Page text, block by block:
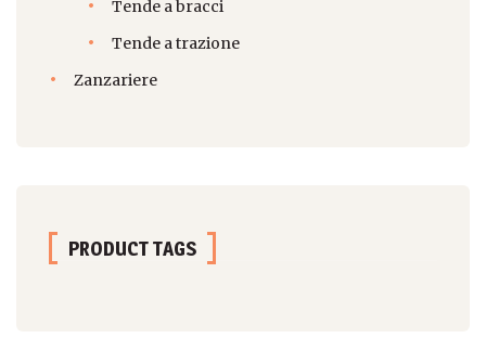
Tende a bracci
Tende a trazione
Zanzariere
PRODUCT TAGS